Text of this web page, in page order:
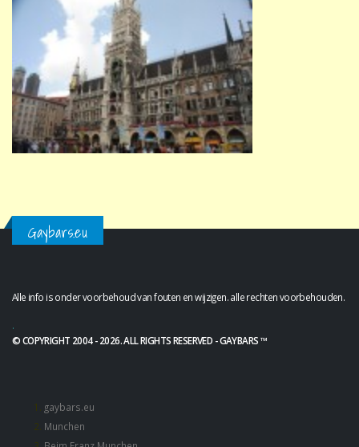
Gaybars.eu
Alle info is onder voorbehoud van fouten en wijzigen. alle rechten voorbehouden.
.
© COPYRIGHT 2004 - 2026. ALL RIGHTS RESERVED - GAYBARS ™
gaybars.eu
Munchen